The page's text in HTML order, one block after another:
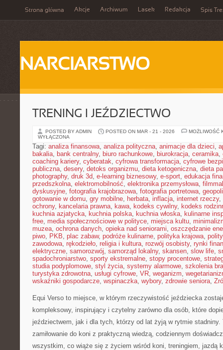
Strona główna Akcje Archiwum Lasek Redakcja Spis
NARCIARSTWO
TRENING I JEŹDZIECTWO
POSTED BY ADMIN POSTED ON MAR - 21 - 2026
MOŻLIWOŚĆ
WYŁĄCZONA
Tagi: analiza finansowa, analiza polityczna, animacje dla dzieci,
bakalia, bank centralny, biuro rachunkowe, biurokracja, ceramika,
coaching kariery, cyberatak, cyfrowa transformacja, cyfrowe
publiczna, desery, detoks organizmu, dieta ketogeniczna, dieta
photography, druk 3d, e-learning biznesowy, e-sport, edukacja
przedszkolna, elektromobilność, elektronika przemysłowa,
dyskusyjne, fotografia krajobrazowa, fotografia portretowa,
gotowanie w domu, gry mobilne, herbata, inflacja, internet rzeczy,
ochrony, kancelaria prawna, kawa, kodeks cywilny, kodeks
kuchnia azjatycka, kuchnia polska, kuchnia włoska, kulinarne
free, media społecznościowe w polityce, miejsca kultu,
muzea, ochrona danych, opieka nad seniorami, oszczędzanie
piwo, PKB, plac zabaw, podróże kulinarne, polityka krajowa,
zawodowa, rękodzieło, religia i kultura, rozwój osobisty, rynki
elektryczne, samorozwój, samorząd lokalny, skansen, slow life,
spadochroniarstwo, sporty ekstremalne, stopy procentowe,
studia podyplomowe, styl życia, systemy alarmowe, szkolenia
turystyka zdrowotna, usługi cyfrowe, VR, weganizm,
wskaźniki gospodarcze, wspinaczka, wybory, zdrowie seniora,
Equi Verso to miejsce, w którym rzeczywistość jeździecka
kompleksowy, inspirujący i czytelny zarówno dla osób, które
jeździectwem, jak i dla tych, którzy od lat żyją w rytmie stadniny.
zamiłowanie do koni z praktyczną wiedzą, codziennym
wszystkim, co wiąże się z życiem wśród koni, treningiem, jazdą